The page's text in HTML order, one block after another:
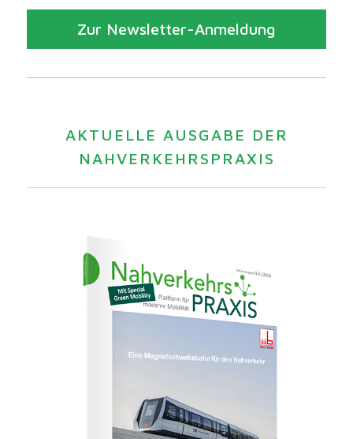
Zur Newsletter-Anmeldung
AKTUELLE AUSGABE DER
NAHVERKEHRSPRAXIS